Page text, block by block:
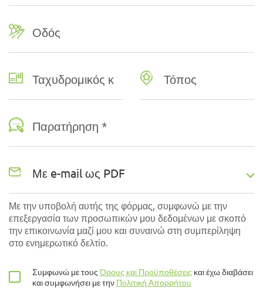
Οδός
Ταχυδρομικός κώδικας Τόπος
Παρατήρηση *
Με την υποβολή αυτής της φόρμας, συμφωνώ με την
επεξεργασία των προσωπικών μου δεδομένων με σκοπό
την επικοινωνία μαζί μου και συναινώ στη συμπερίληψη
στο ενημερωτικό δελτίο.
Συμφωνώ με τουςΌρους και Προϋποθέσεις και έχω διαβάσει
και συμφωνήσει με την Πολιτική Απορρήτου